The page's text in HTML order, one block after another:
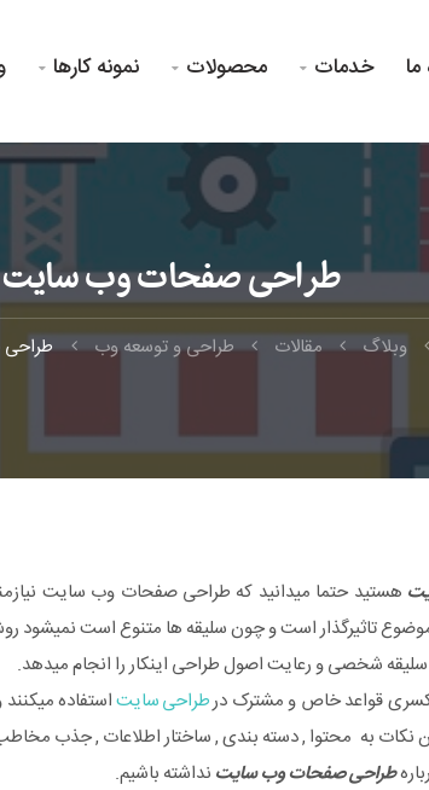
ما خدمات  محصولات  نمونه کارها 
طراحی صفحات وب سایت
وبلاگ مقالات طراحی و توسعه وب
هستید حتما میدانید که طراحی صفحات وب سایت
تاثیرگذار است و چون سلیقه ها متنوع است نمیشود
شخصی و رعایت اصول طراحی اینکار را انجام میدهد.
قواعد خاص و مشترک درطراحی سایتاستفاده
نکات به محتوا , دسته بندی , ساختار اطلاعات , جذب
طراحی صفحات وب سایت نداشته باشیم.